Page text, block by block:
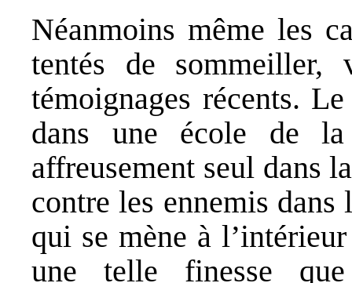
Néanmoins même les
tentés de sommeiller,
témoignages récents.
dans une école de
affreusement seul dans
contre les ennemis
qui se mène à
une telle finesse